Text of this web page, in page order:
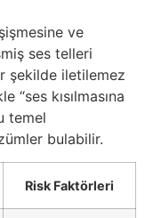
ve
ses telleri
şekilde iletilemez
“ses kısılmasına
temel
bulabilir.
Risk Faktörleri